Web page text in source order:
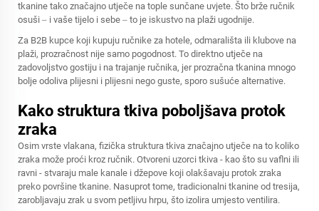
tkanine tako značajno utječe na tople sunčane uvjete. Što brže ručnik
osuši ‒ i vaše tijelo i sebe ‒ to je iskustvo na plaži ugodnije.
Za B2B kupce koji kupuju ručnike za hotele, odmarališta ili klubove na
plaži, prozračnost nije samo pogodnost. To direktno utječe na
zadovoljstvo gostiju i na trajanje ručnika, jer prozračna tkanina mnogo
bolje odoliva plijesni i plijesni nego guste, sporo sušuće alternative.
Kako struktura tkiva poboljšava protok
zraka
Osim vrste vlakana, fizička struktura tkiva značajno utječe na to koliko
zraka može proći kroz ručnik. Otvoreni uzorci tkiva - kao što su vaflni ili
ravni - stvaraju male kanale i džepove koji olakšavaju protok zraka
preko površine tkanine. Nasuprot tome, tradicionalni tkanine od tresija,
zarobljavaju zrak u svom petljivu hrpu, što izolira umjesto ventilira.